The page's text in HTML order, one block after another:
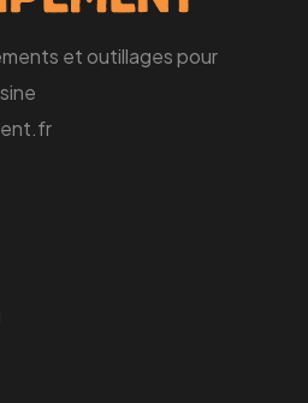
et outillages pour